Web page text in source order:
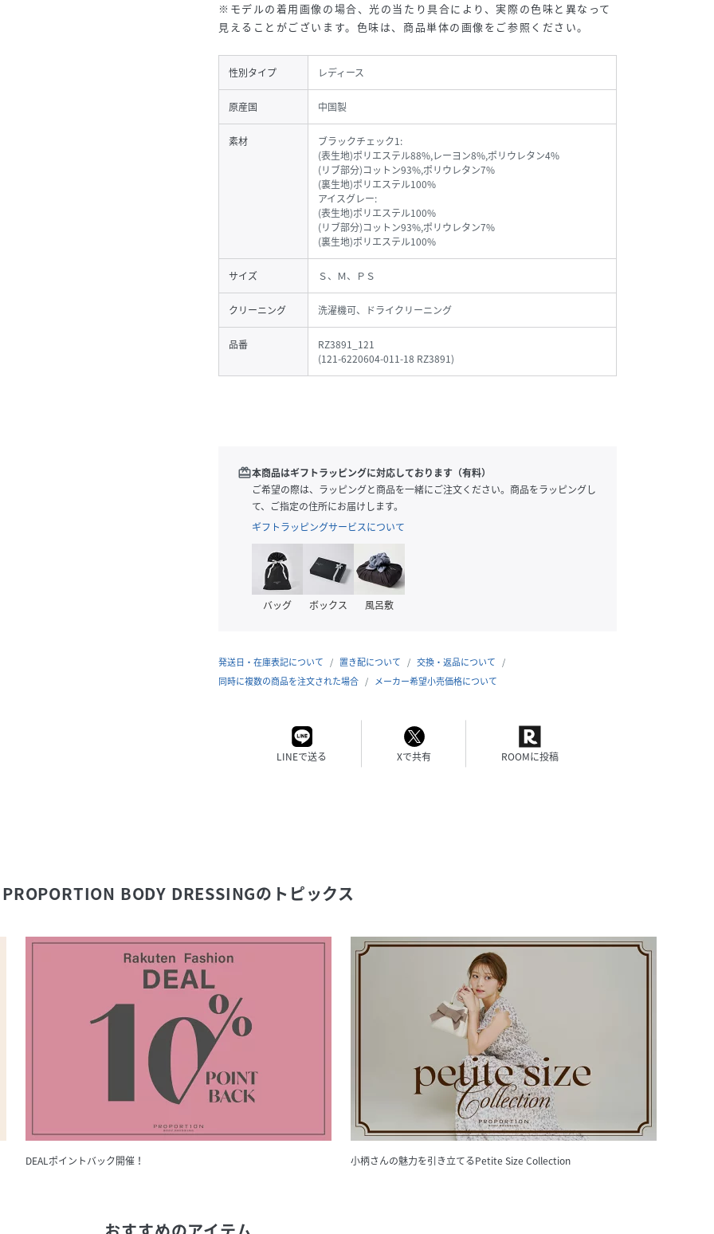
※モデルの着用画像の場合、光の当たり具合により、実際の色味と異なって
見えることがございます。色味は、商品単体の画像をご参照ください。
性別タイプ レディース
原産国 中国製
素材
ブラックチェック1:
(表生地)ポリエステル88%,レーヨン8%,ポリウレタン4%
(リブ部分)コットン93%,ポリウレタン7%
(裏生地)ポリエステル100%
アイスグレー:
(表生地)ポリエステル100%
(リブ部分)コットン93%,ポリウレタン7%
(裏生地)ポリエステル100%
サイズ Ｓ、Ｍ、ＰＳ
クリーニング 洗濯機可、ドライクリーニング
品番
RZ3891_121
(121-6220604-011-18 RZ3891)
redeem本商品はギフトラッピングに対応しております（有料）
ご希望の際は、ラッピングと商品を一緒にご注文ください。商品をラッピングし
て、ご指定の住所にお届けします。
ギフトラッピングサービスについて
バッグ ボックス 風呂敷
発送日・在庫表記について 置き配について
交換・返品について
同時に複数の商品を注文された場合
メーカー希望小売価格について
LINEで送る Xで共有 ROOMに投稿
PROPORTION BODY DRESSINGのトピックス
DEALポイントバック開催！ 小柄さんの魅力を引き立てるPetite Size Collection